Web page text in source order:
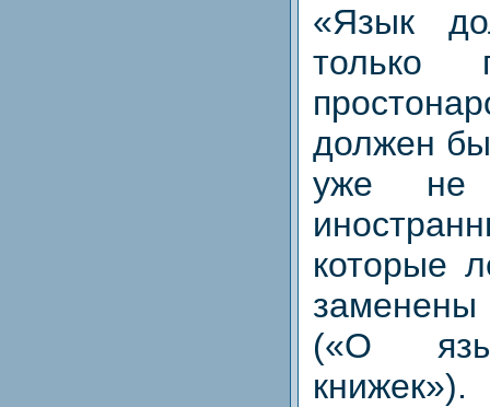
«Язык
только
должен
уже не
которые
(«О
книжек»).